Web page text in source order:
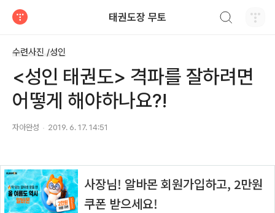
태권도장 무토
수련사진 /성인
<성인 태권도> 격파를 잘하려면
어떻게 해야하나요?!
자아완성 2019. 6. 17. 14:51